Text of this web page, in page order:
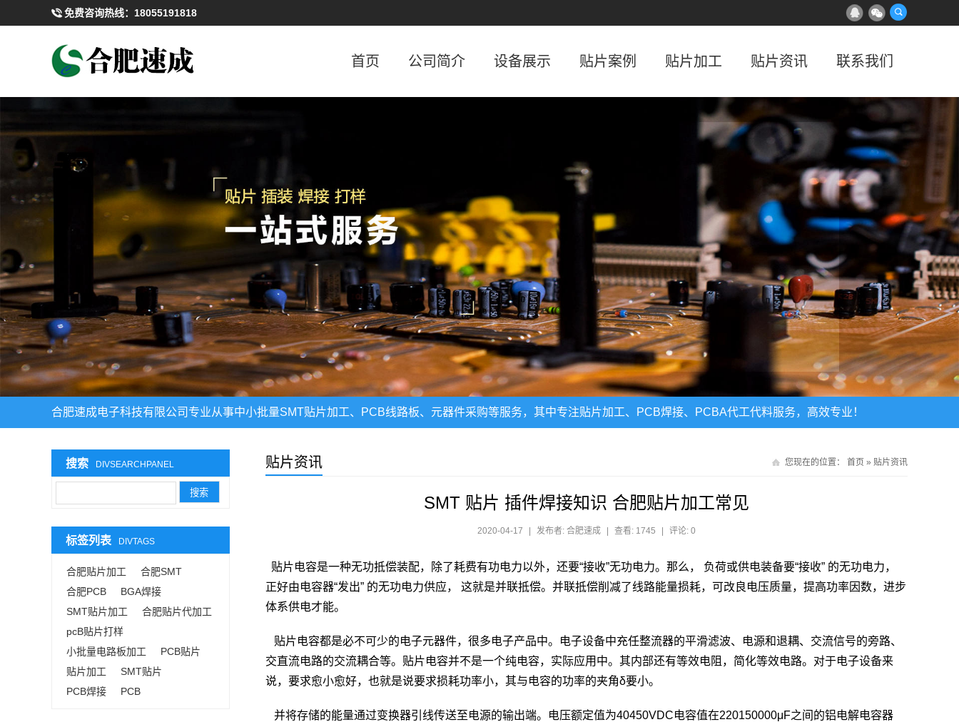
免费咨询热线： 18055191818
首页 公司简介 设备展示 贴片案例 贴片加工 贴片资讯 联系我们
合肥速成电子科技有限公司专业从事中小批量SMT贴片加工、PCB线路板、元器件采购等服务，其中专注贴片加工、PCB焊接、PCBA代工代料服务，高效专业！
您现在的位置： 首页 » 贴片资讯
贴片资讯
SMT 贴片 插件焊接知识 合肥贴片加工常见
2020-04-17 发布者: 合肥速成 查看: 1745 评论: 0
贴片电容是一种无功抵偿装配，除了耗费有功电力以外，还要“接收”无功电力。那么， 负荷或供电装备要“接收” 的无功电力，
正好由电容器“发出” 的无功电力供应， 这就是并联抵偿。并联抵偿削减了线路能量损耗，可改良电压质量，提高功率因数，进步
体系供电才能。
贴片电容都是必不可少的电子元器件，很多电子产品中。电子设备中充任整流器的平滑滤波、电源和退耦、交流信号的旁路、
交直流电路的交流耦合等。贴片电容并不是一个纯电容，实际应用中。其内部还有等效电阻，简化等效电路。对于电子设备来
说，要求愈小愈好，也就是说要求损耗功率小，其与电容的功率的夹角δ要小。
并将存储的能量通过变换器引线传送至电源的输出端。电压额定值为40450VDC电容值在220150000μF之间的铝电解电容器
搜索 DIVSEARCHPANEL
标签列表 DIVTAGS
合肥贴片加工
合肥SMT
合肥PCB
BGA焊接
SMT贴片加工
合肥贴片代加工
pcB贴片打样
小批量电路板加工
PCB贴片
贴片加工
SMT贴片
PCB焊接
PCB